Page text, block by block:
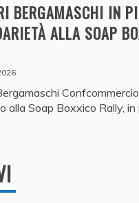
BERGAMASCHI IN
ALLA SOAP
alla Soap Boxxico Rally, in